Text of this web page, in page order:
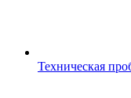
Техническая